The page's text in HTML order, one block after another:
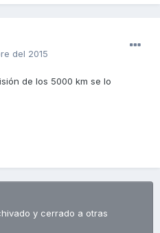
del 2015
de los 5000 km se lo
y cerrado a otras